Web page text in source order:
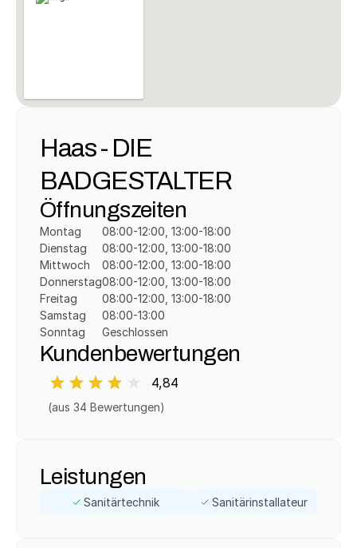
Haas - DIE
BADGESTALTER
Öffnungszeiten
Montag
Dienstag
Mittwoch
Donnerstag
Freitag
Samstag
Sonntag
08:00-12:00, 13:00-18:00
08:00-12:00, 13:00-18:00
08:00-12:00, 13:00-18:00
08:00-12:00, 13:00-18:00
08:00-12:00, 13:00-18:00
08:00-13:00
Geschlossen
Kundenbewertungen
4,84
(aus 34 Bewertungen)
Leistungen
Sanitärtechnik Sanitärinstallateur